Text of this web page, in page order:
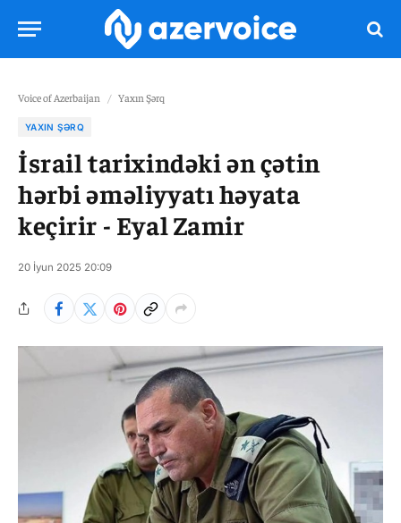
Voice of Azerbaijan / Yaxın Şərq
YAXIN ŞƏRQ
İsrail tarixindəki ən çətin
hərbi əməliyyatı həyata
keçirir - Eyal Zamir
20 İyun 2025 20:09